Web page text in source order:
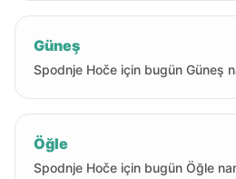
Güneş
Spodnje Hoče için bugün Güneş
Öğle
Spodnje Hoče için bugün Öğle